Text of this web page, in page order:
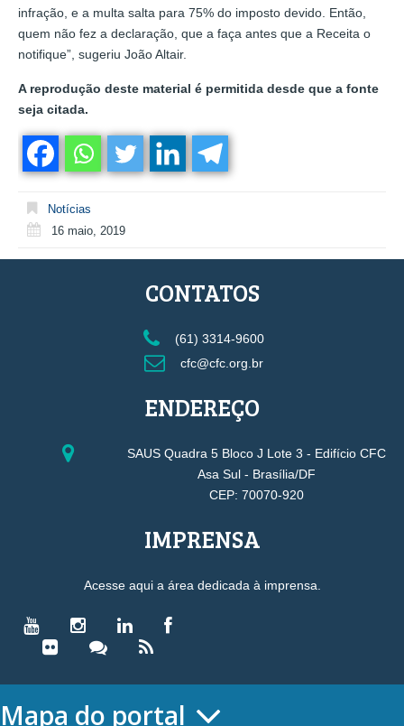
infração, e a multa salta para 75% do imposto devido. Então,
quem não fez a declaração, que a faça antes que a Receita o
notifique”, sugeriu João Altair.
A reprodução deste material é permitida desde que a fonte
seja citada.
Notícias
16 maio, 2019
CONTATOS
(61) 3314-9600
cfc@cfc.org.br
ENDEREÇO
SAUS Quadra 5 Bloco J Lote 3 - Edifício CFC
Asa Sul - Brasília/DF
CEP: 70070-920
IMPRENSA
Acesse aqui a área dedicada à imprensa.
Mapa do portal